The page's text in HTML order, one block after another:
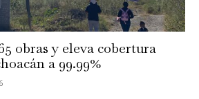
obras y eleva cobertura
a 99.99%